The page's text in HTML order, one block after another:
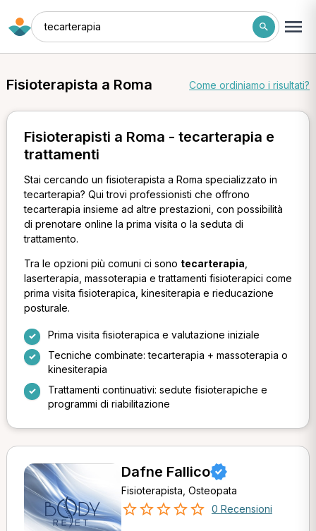
tecarterapia
Fisioterapista a Roma Come ordiniamo i risultati?
Fisioterapisti a Roma - tecarterapia e
trattamenti
Stai cercando un fisioterapista a Roma specializzato in
tecarterapia? Qui trovi professionisti che offrono
tecarterapia insieme ad altre prestazioni, con possibilità
di prenotare online la prima visita o la seduta di
trattamento.
Tra le opzioni più comuni ci sono tecarterapia
laserterapia, massoterapia e trattamenti fisioterapici come
prima visita fisioterapica, kinesiterapia e rieducazione
posturale.
Prima visita fisioterapica e valutazione iniziale
Tecniche combinate: tecarterapia + massoterapia o
kinesiterapia
Trattamenti continuativi: sedute fisioterapiche e
programmi di riabilitazione
Dafne Fallico
Fisioterapista, Osteopata
0 Recensioni